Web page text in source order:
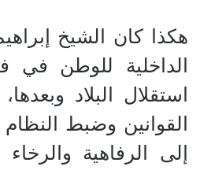
هكذا كان الشيخ
الداخلية للوطن في
استقلال البلاد
القوانين وضبط
إلى الرفاهية